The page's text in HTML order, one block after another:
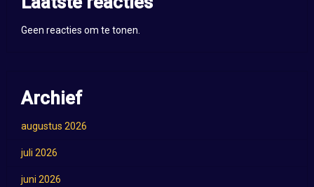
Geen reacties om te tonen.
Archief
augustus 2026
juli 2026
juni 2026